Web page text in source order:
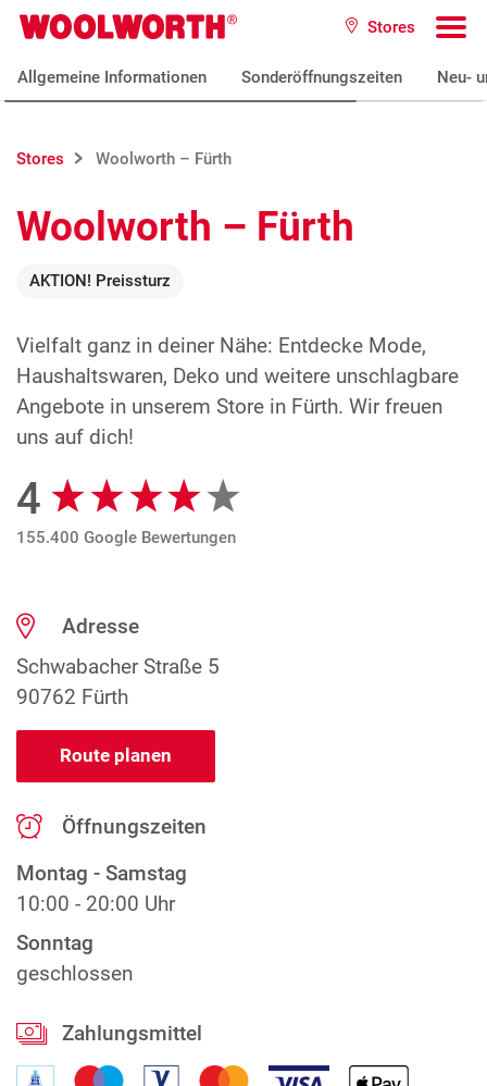
Zum Hauptinhalt
Woolworth GmbH Stores
Allgemeine Informationen Sonderöffnungszeiten Neu-
Stores Woolworth – Fürth
Woolworth – Fürth
AKTION! Preissturz
Vielfalt ganz in deiner Nähe: Entdecke Mode,
Haushaltswaren, Deko und weitere unschlagbare
Angebote in unserem Store in Fürth. Wir freuen
uns auf dich!
Google Bewertungen
4
155.400 Google Bewertungen
Adresse
Schwabacher Straße 5
90762 Fürth
Route planen
Öffnungszeiten
Montag - Samstag
10:00 - 20:00 Uhr
Sonntag
geschlossen
Zahlungsmittel